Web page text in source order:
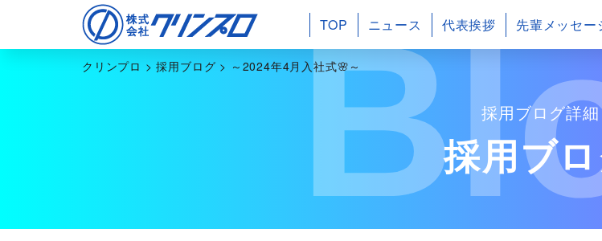
TOP ニュース 代表挨拶 先輩メッセー
クリンプロ >採用ブログ> ～2024年4月入社式🌸～
採用ブログ詳細
採用ブ